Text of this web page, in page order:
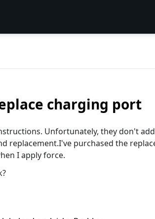
charging port
Unfortunately, they don't
replacement.I've purchased the
I apply force.